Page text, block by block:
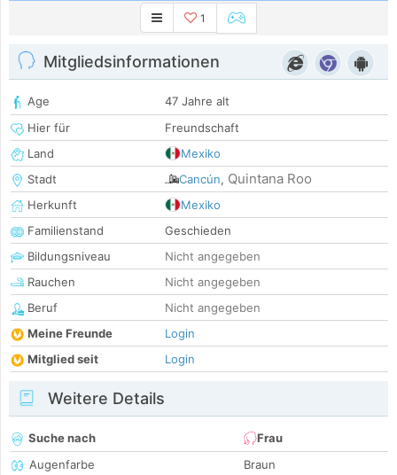
1
Mitgliedsinformationen
Age
47 Jahre alt
Hier für
Freundschaft
Land
Mexiko
Stadt
Cancún, Quintana Roo
Herkunft
Mexiko
Familienstand
Geschieden
Bildungsniveau
Nicht angegeben
Rauchen
Nicht angegeben
Beruf
Nicht angegeben
Meine Freunde
Login
Mitglied seit
Login
Weitere Details
Suche nach
Frau
Augenfarbe
Braun